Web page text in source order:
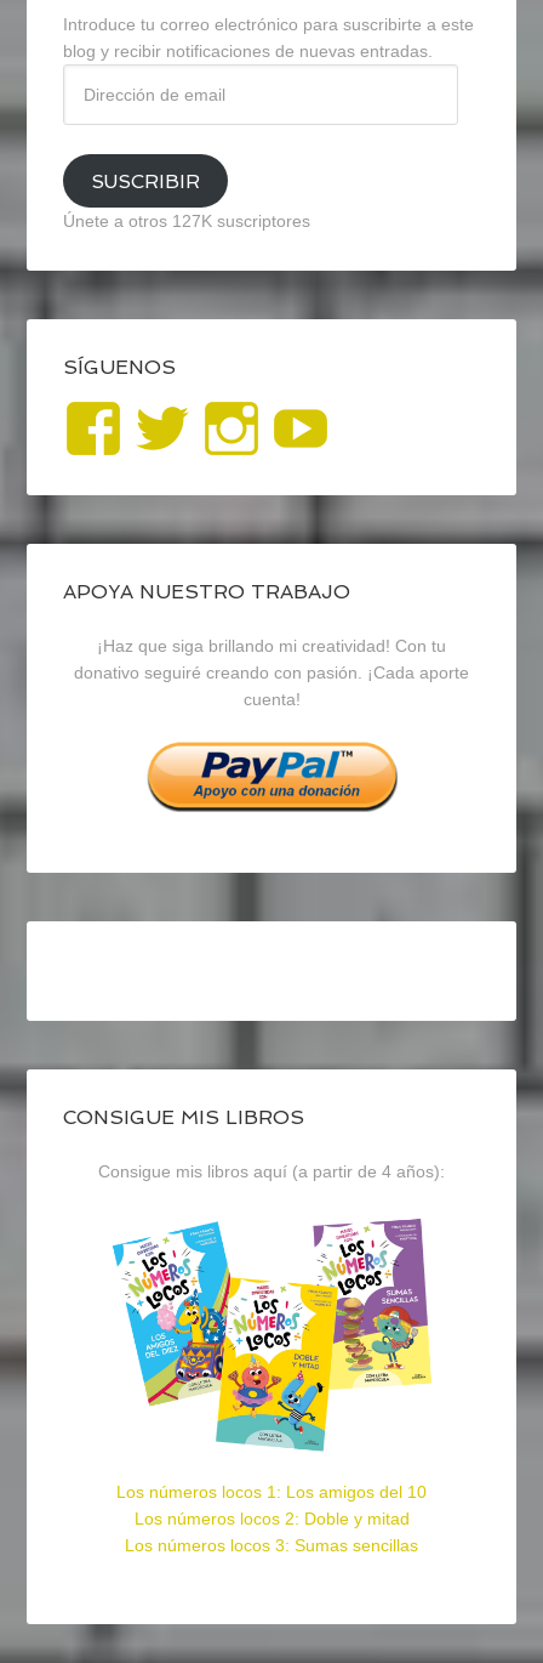
Introduce tu correo electrónico para suscribirte a este
blog y recibir notificaciones de nuevas entradas.
email
SUSCRIBIR
Únete a otros 127K suscriptores
SÍGUENOS
Ver
perfil
de
blogrecursosep
en
Facebook
Ver
perfil
de
recursosep
en
Twitter
Ver
perfil
de
recursosep
en
Instagram
APOYA NUESTRO TRABAJO
¡Haz que siga brillando mi creatividad! Con tu
donativo seguiré creando con pasión. ¡Cada aporte
cuenta!
CONSIGUE MIS LIBROS
Consigue mis libros aquí (a partir de 4 años):
Los números locos 1: Los amigos del 10
Los números locos 2: Doble y mitad
Los números locos 3: Sumas sencillas